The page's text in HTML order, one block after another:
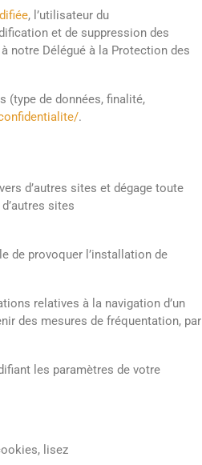
, l’utilisateur du
et de suppression des
notre Délégué à la Protection des
(type de données, finalité,
.
d’autres sites et dégage toute
sites
de provoquer l’installation de
relatives à la navigation d’un
des mesures de fréquentation, par
les paramètres de votre
lisez